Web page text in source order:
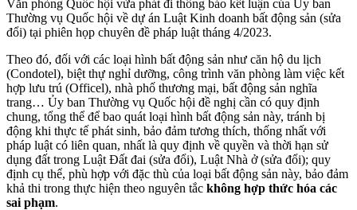
Văn phòng Quốc hội vừa phát đi thông báo kết luận của Ủy ban
Thường vụ Quốc hội về dự án Luật Kinh doanh bất động sản (sửa
đổi) tại phiên họp chuyên đề pháp luật tháng 4/2023.
Theo đó, đối với các loại hình bất động sản như căn hộ du lịch
(Condotel), biệt thự nghỉ dưỡng, công trình văn phòng làm việc kết
hợp lưu trú (Officel), nhà phố thương mại, bất động sản nghĩa
trang… Ủy ban Thường vụ Quốc hội đề nghị cần có quy định
chung, tổng thể để bao quát loại hình bất động sản này, tránh bị
động khi thực tế phát sinh, bảo đảm tương thích, thống nhất với
pháp luật có liên quan, nhất là quy định về quyền và thời hạn sử
dụng đất trong Luật Đất đai (sửa đổi), Luật Nhà ở (sửa đổi); quy
định cụ thể, phù hợp với đặc thù của loại bất động sản này, bảo đảm
khả thi trong thực hiện theo nguyên tắc không hợp thức hóa các
sai phạm.